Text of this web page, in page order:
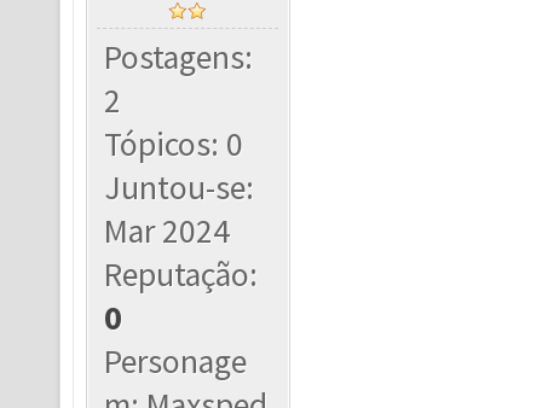
Postagens:
2
Tópicos: 0
Juntou-se:
Mar 2024
Reputação:
0
Personage